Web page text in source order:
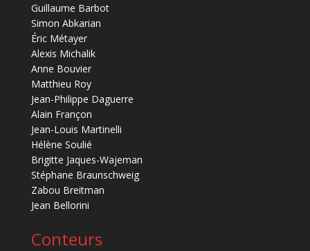
Guillaume Barbot
Simon Abkarian
Éric Métayer
Alexis Michalik
Anne Bouvier
Matthieu Roy
Jean-Philippe Daguerre
Alain Françon
Jean-Louis Martinelli
Hélène Soulié
Brigitte Jaques-Wajeman
Stéphane Braunschweig
Zabou Breitman
Jean Bellorini
Conteurs